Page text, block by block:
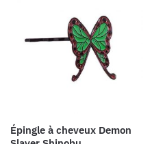
Épingle à cheveux Demon